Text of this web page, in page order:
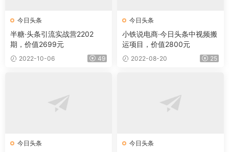
今日头条
半糖·头条引流实战营2202
期，价值2699元
2022-10-06 49
今日头条
小铁说电商·今日头条中视频搬
运项目，价值2800元
2022-08-20 25
今日头条 今日头条